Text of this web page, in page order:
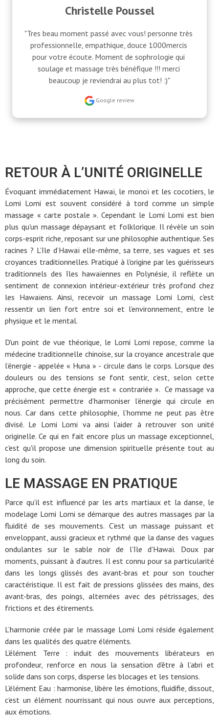
Christelle Poussel
"Tres beau moment passé avec vous! personne très
professionnelle, empathique, douce 1000mercis
pour votre écoute. Moment de sophrologie qui
soulage et massage très bénéfique !!! merci
beaucoup je reviendrai au plus tot! :)"
Google review
RETOUR À L’UNITÉ ORIGINELLE
Évoquant immédiatement Hawaï, le monoï et les cocotiers, le
Lomi Lomi est souvent considéré à tord comme un simple
massage « carte postale ». Cependant le Lomi Lomi est bien
plus qu'un massage dépaysant et folklorique. Il révèle un soin
corps-esprit riche, reposant sur une philosophie authentique. Ses
racines ? L’île d’Hawaï elle-même, sa terre, ses vagues et ses
croyances traditionnelles. Pratiqué à l'origine par les guérisseurs
traditionnels des îles hawaïennes en Polynésie, il reflète un
sentiment de connexion intérieur-extérieur très profond chez
les Hawaïens. Ainsi, recevoir un massage Lomi Lomi, c'est
ressentir un lien fort entre soi et l’environnement, entre le
physique et le mental.
D'un point de vue théorique, le Lomi Lomi repose, comme la
médecine traditionnelle chinoise, sur la croyance ancestrale que
l’énergie - appelée « Huna » - circule dans le corps. Lorsque des
douleurs ou des tensions se font sentir, c’est, selon cette
approche, que cette énergie est « contrariée ». Ce massage va
précisément permettre d’harmoniser l’énergie qui circule en
nous. Car dans cette philosophie, l’homme ne peut pas être
divisé. Le Lomi Lomi va ainsi l’aider à retrouver son unité
originelle. Ce qui en fait encore plus un massage exceptionnel,
c'est qu'il propose une dimension spirituelle présente tout au
long du soin.
LE MASSAGE EN PRATIQUE
Parce qu'il est influencé par les arts martiaux et la danse, le
modelage Lomi Lomi se démarque des autres massages par la
fluidité de ses mouvements. C’est un massage puissant et
enveloppant, aussi gracieux et rythmé que la danse des vagues
ondulantes sur le sable noir de l’île d'Hawaï. Doux par
moments, puissant à d’autres. Il est connu pour sa particularité
dans les longs glissés des avant-bras et pour son toucher
caractéristique. Il est fait de pressions glissées des mains, des
avant-bras, des poings, alternées avec des pétrissages, des
frictions et des étirements.
L’harmonie créée par le massage Lomi Lomi réside également
dans les qualités des quatre éléments.
L'élément Terre : induit des mouvements libérateurs en
profondeur, renforce en nous la sensation d’être à l’abri et
solide dans son corps, disperse les blocages et les tensions.
L'élément Eau : harmonise, libère les émotions, fluidifie, dissout,
c’est un élément nourrissant qui nous ouvre aux perceptions,
aux émotions.